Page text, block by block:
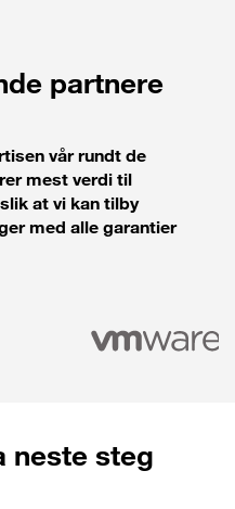
partnere
vår rundt de
mest verdi til
at vi kan tilby
med alle garantier
neste steg